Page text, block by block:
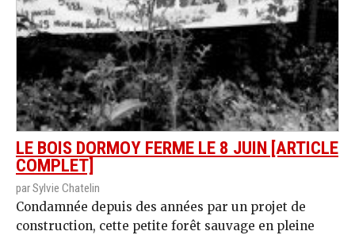
LE BOIS DORMOY FERME LE 8 JUIN [ARTICLE
COMPLET]
par Sylvie Chatelin
Condamnée depuis des années par un projet de
construction, cette petite forêt sauvage en pleine